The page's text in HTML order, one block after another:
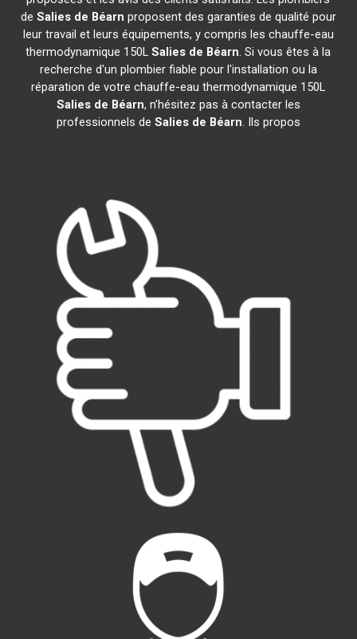
de Salies de Béarn proposent des garanties de qualité pour
leur travail et leurs équipements, y compris les chauffe-eau
thermodynamique 150LSalies de Béarn. Si vous êtes à la
recherche d'un plombier fiable pour l'installation ou la
réparation de votre chauffe-eau thermodynamique 150L
Salies de Béarn, n'hésitez pas à contacter les
professionnels de Salies de Béarn. Ils propos